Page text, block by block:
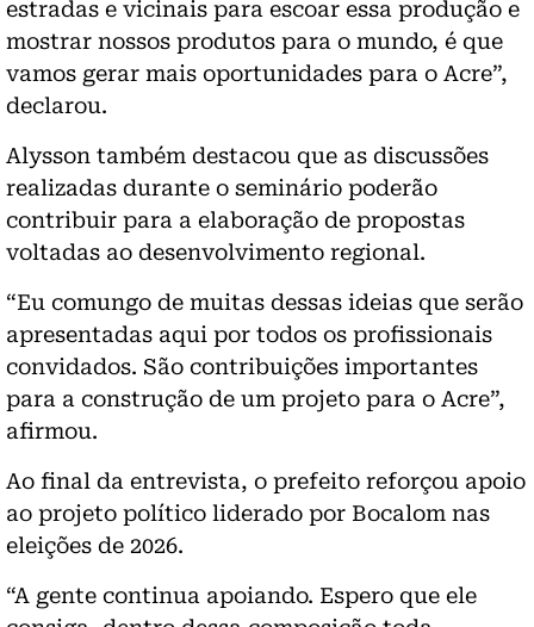
estradas e vicinais para escoar essa produção e
mostrar nossos produtos para o mundo, é que
vamos gerar mais oportunidades para o Acre”,
declarou.
Alysson também destacou que as discussões
realizadas durante o seminário poderão
contribuir para a elaboração de propostas
voltadas ao desenvolvimento regional.
“Eu comungo de muitas dessas ideias que serão
apresentadas aqui por todos os profissionais
convidados. São contribuições importantes
para a construção de um projeto para o Acre”,
afirmou.
Ao final da entrevista, o prefeito reforçou apoio
ao projeto político liderado por Bocalom nas
eleições de 2026.
“A gente continua apoiando. Espero que ele